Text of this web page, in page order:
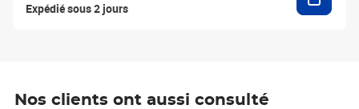
Expédié sous 2 jours
Nos clients ont aussi consulté